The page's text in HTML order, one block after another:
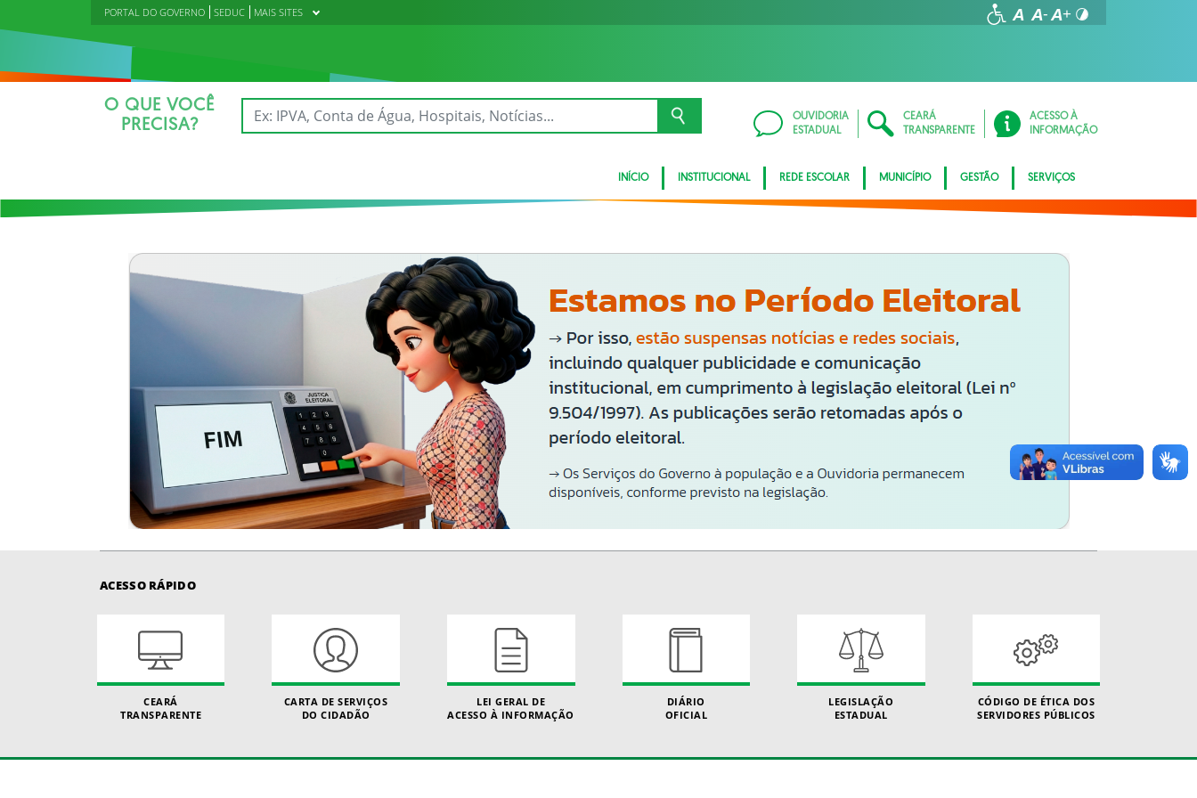
PORTAL DO GOVERNO SEDUC MAIS SITES
O QUE VOCÊ
PRECISA?
OUVIDORIA
ESTADUAL
CEARÁ
TRANSPARENTE
ACESSO À
INFORMAÇÃO
INÍCIO INSTITUCIONAL REDE ESCOLAR MUNICÍPIO GESTÃO SERVIÇOS
ACESSO RÁPIDO
CEARÁ
TRANSPARENTE
CARTA DE SERVIÇOS
DO CIDADÃO
LEI GERAL DE
ACESSO À INFORMAÇÃO
DIÁRIO
OFICIAL
LEGISLAÇÃO
ESTADUAL
CÓDIGO DE ÉTICA DOS
SERVIDORES PÚBLICOS